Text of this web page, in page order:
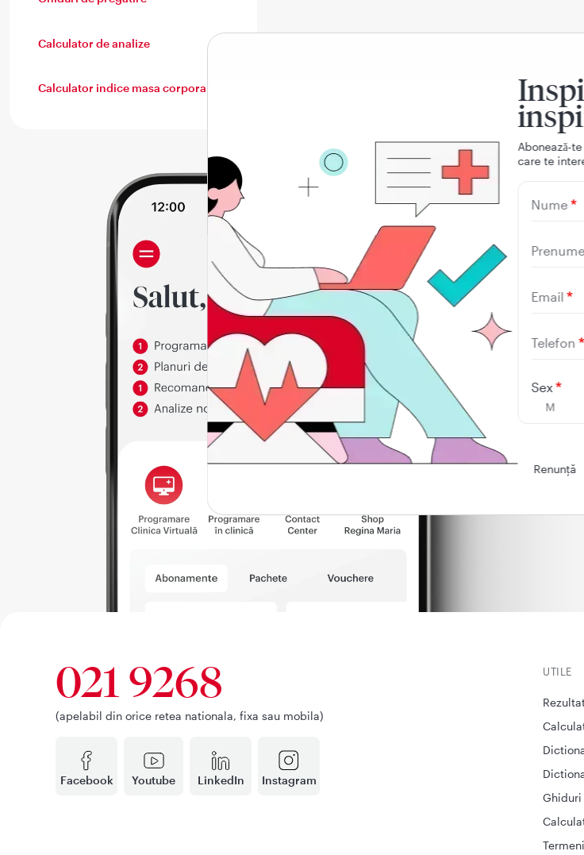
Calculator de analize
Calculator indice masa corporala
Aboneazǎ-
care te
Nume
Prenume
Email
Telefon
Sex
M
Renunţă
Facebook Youtube LinkedIn Instagram
021 9268
(apelabil din orice retea nationala, fixa sau mobila)
UTILE